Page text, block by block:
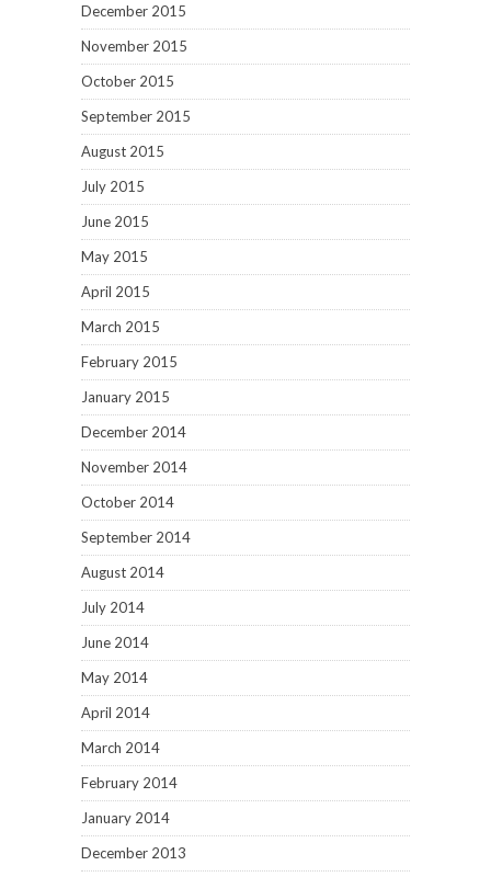
December 2015
November 2015
October 2015
September 2015
August 2015
July 2015
June 2015
May 2015
April 2015
March 2015
February 2015
January 2015
December 2014
November 2014
October 2014
September 2014
August 2014
July 2014
June 2014
May 2014
April 2014
March 2014
February 2014
January 2014
December 2013